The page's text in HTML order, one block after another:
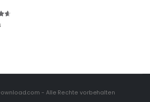
- Alle Rechte vorbehalten